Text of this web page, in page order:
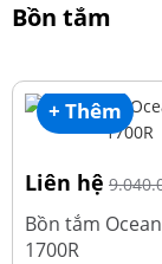
Bồn tắm
+ Thêm
Liên hệ
Bồn tắm
1700R